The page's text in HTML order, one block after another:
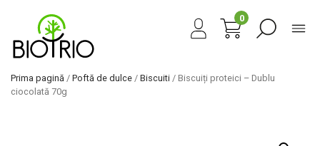
0
Prima pagină / Poftă de dulce / Biscuiti / Biscuiți proteici – Dublu
ciocolată 70g